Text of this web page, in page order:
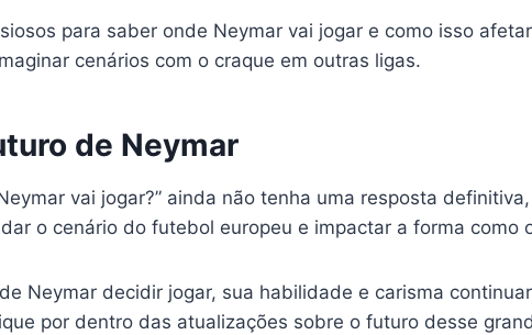
para saber onde Neymar vai jogar e como isso
cenários com o craque em outras ligas.
de Neymar
vai jogar?” ainda não tenha uma resposta
o cenário do futebol europeu e impactar a forma como
Neymar decidir jogar, sua habilidade e carisma
por dentro das atualizações sobre o futuro desse